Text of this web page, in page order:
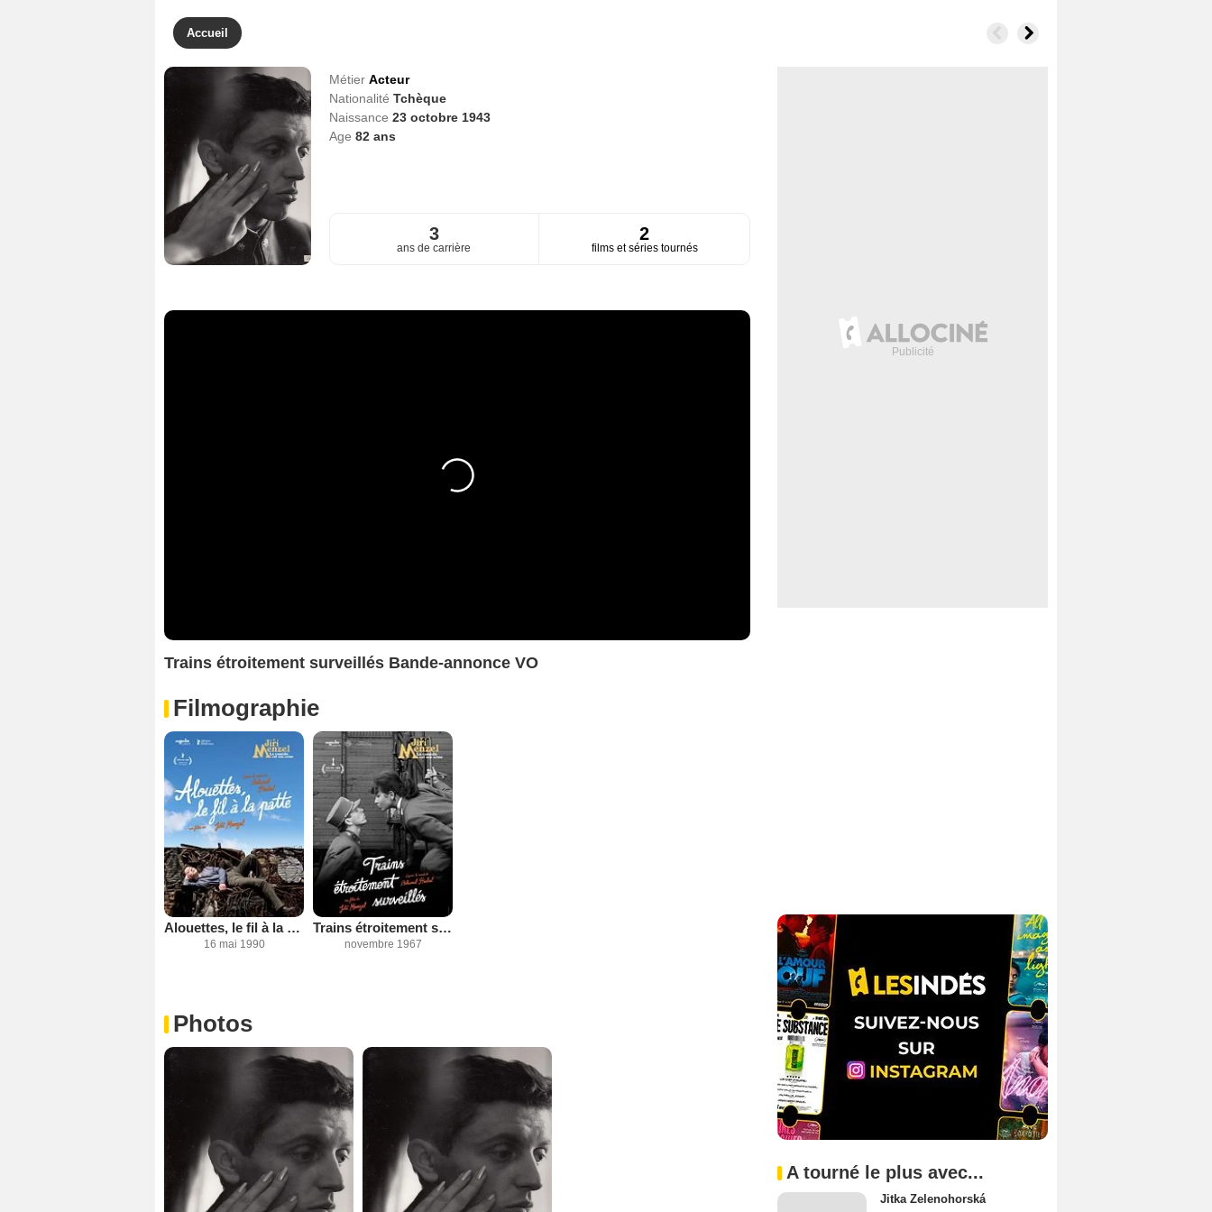
Accueil
Métier Acteur
Nationalité Tchèque
Naissance 23 octobre 1943
Age 82ans
3
ans de carrière
2
films et séries tournés
Trains étroitement surveillés Bande-annonce VO
Filmographie
Alouettes, le fil à la patte
16 mai 1990
Trains étroitement surveillés
novembre 1967
Photos
A tourné le plus avec...
Jitka Zelenohorská